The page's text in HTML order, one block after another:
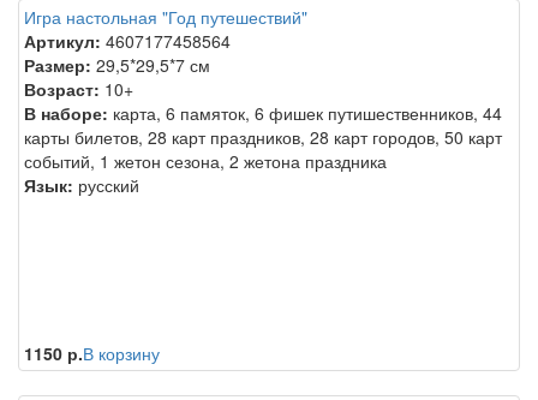
Игра настольная "Год путешествий"
Артикул: 4607177458564
Размер: 29,5*29,5*7 см
Возраст: 10+
В наборе: карта, 6 памяток, 6 фишек путишественников, 44
карты билетов, 28 карт праздников, 28 карт городов, 50 карт
событий, 1 жетон сезона, 2 жетона праздника
Язык: русский
1150 р.В корзину